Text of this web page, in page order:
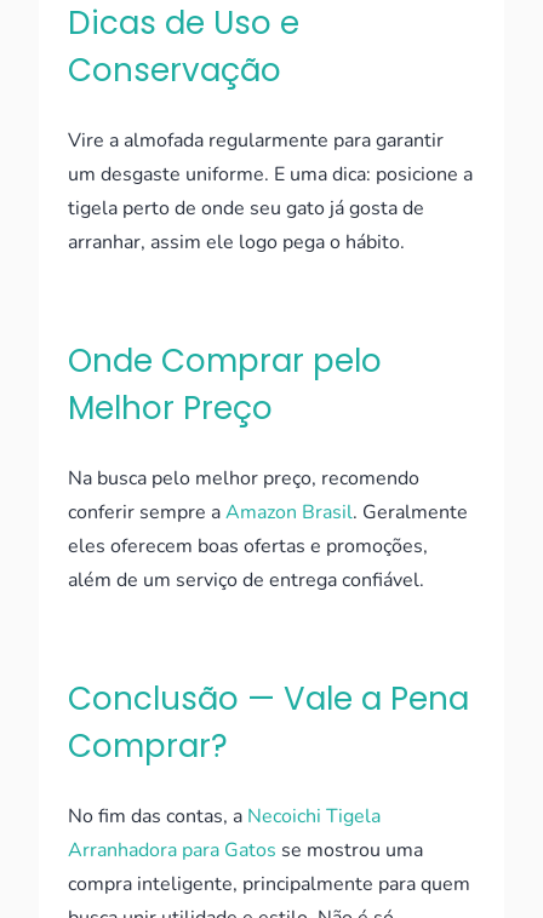
Dicas de Uso e
Conservação
Vire a almofada regularmente para garantir
um desgaste uniforme. E uma dica: posicione a
tigela perto de onde seu gato já gosta de
arranhar, assim ele logo pega o hábito.
Onde Comprar pelo
Melhor Preço
Na busca pelo melhor preço, recomendo
conferir sempre aAmazon Brasil. Geralmente
eles oferecem boas ofertas e promoções,
além de um serviço de entrega confiável.
Conclusão — Vale a Pena
Comprar?
No fim das contas, a Necoichi Tigela
Arranhadora para Gatos se mostrou uma
compra inteligente, principalmente para quem